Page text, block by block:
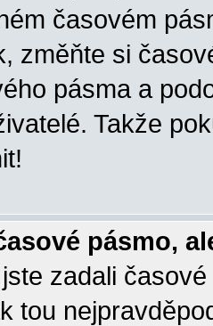
časovém
změňte si
pásma a
Takže
pásmo,
zadali
tou